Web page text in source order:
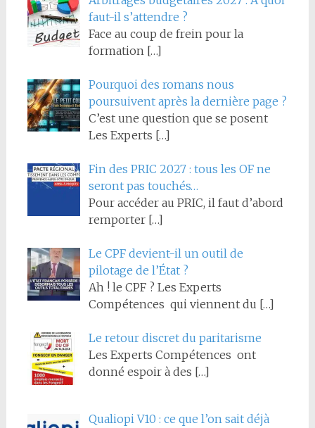
faut-il s’attendre ?
Face au coup de frein pour la
formation […]
Pourquoi des romans nous
poursuivent après la dernière page ?
C’est une question que se posent
Les Experts […]
Fin des PRIC 2027 : tous les OF ne
seront pas touchés…
Pour accéder au PRIC, il faut d’abord
remporter […]
Le CPF devient-il un outil de
pilotage de l’État ?
Ah ! le CPF ? Les Experts
Compétences qui viennent du […]
Le retour discret du paritarisme
Les Experts Compétences ont
donné espoir à des […]
Qualiopi V10 : ce que l’on sait déjà